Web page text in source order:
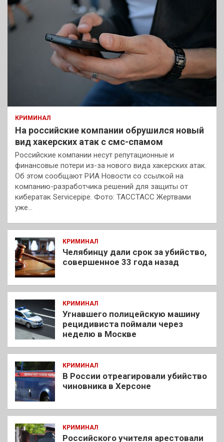
КРИМИНАЛ
На российские компании обрушился новый
вид хакерских атак с смс-спамом
Российские компании несут репутационные и
финансовые потери из-за нового вида хакерских атак.
Об этом сообщают РИА Новости со ссылкой на
компанию-разработчика решений для защиты от
кибератак Servicepipe. Фото: ТАССТАСС Жертвами
уже…
КРИМИНАЛ
Челябинцу дали срок за убийство,
совершенное 33 года назад
КРИМИНАЛ
Угнавшего полицейскую машину
рецидивиста поймали через
неделю в Москве
КРИМИНАЛ
В России отреагировали убийство
чиновника в Херсоне
КРИМИНАЛ
Российского учителя арестовали